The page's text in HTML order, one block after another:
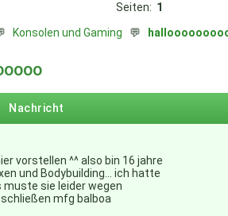
Seiten: 1
Konsolen und Gaming 💬
Nachricht
vorstellen ^^ also bin 16 jahre
und Bodybuilding... ich hatte
muste sie leider wegen
mfg balboa